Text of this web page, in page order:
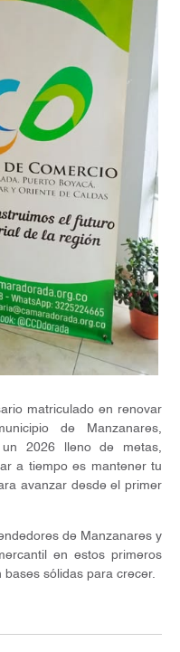
matriculado en renovar
de Manzanares,
un 2026 lleno de metas,
a tiempo es mantener tu
avanzar desde el primer
de Manzanares y
en estos primeros
sólidas para crecer.